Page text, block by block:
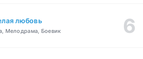
любовь
Мелодрама, Боевик